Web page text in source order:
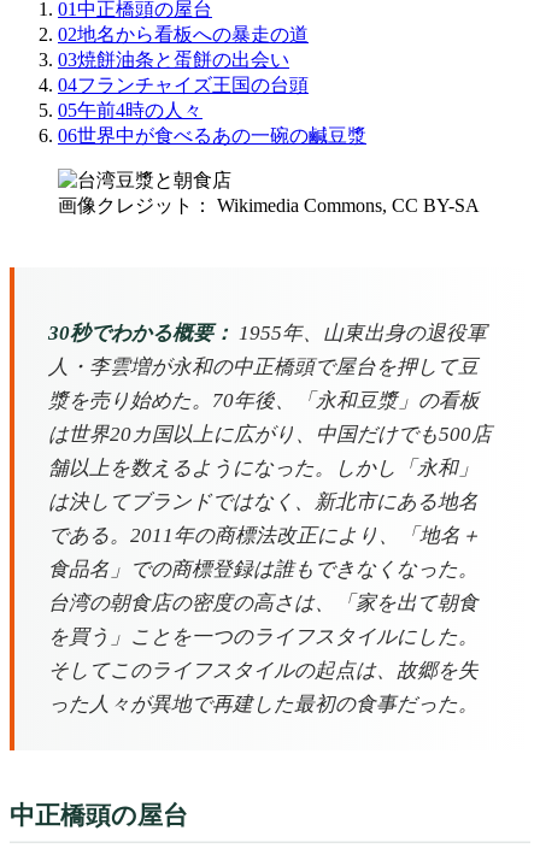
01中正橋頭の屋台
02地名から看板への暴走の道
03焼餅油条と蛋餅の出会い
04フランチャイズ王国の台頭
05午前4時の人々
06世界中が食べるあの一碗の鹹豆漿
画像クレジット： Wikimedia Commons, CC BY-SA
30秒でわかる概要： 1955年、山東出身の退役軍
人・李雲増が永和の中正橋頭で屋台を押して豆
漿を売り始めた。70年後、「永和豆漿」の看板
は世界20カ国以上に広がり、中国だけでも500店
舗以上を数えるようになった。しかし「永和」
は決してブランドではなく、新北市にある地名
である。2011年の商標法改正により、「地名＋
食品名」での商標登録は誰もできなくなった。
台湾の朝食店の密度の高さは、「家を出て朝食
を買う」ことを一つのライフスタイルにした。
そしてこのライフスタイルの起点は、故郷を失
った人々が異地で再建した最初の食事だった。
中正橋頭の屋台